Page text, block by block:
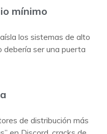
mínimo
los sistemas de alto
debería ser una puerta
de distribución más